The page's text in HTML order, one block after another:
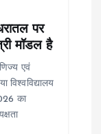
पर
मॉडल है
एवं
विश्वविद्यालय
का